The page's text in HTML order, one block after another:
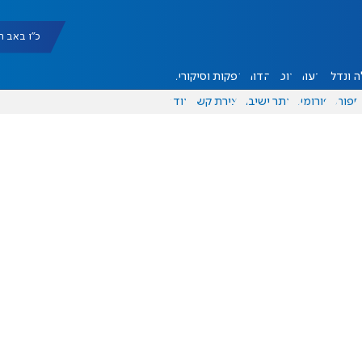
כ"ו באב
ונדל"ן דעות אוכל יהדות הפקות וסיקורים
ספורט פורומים אתר ישיבה יצירת קשר עוד